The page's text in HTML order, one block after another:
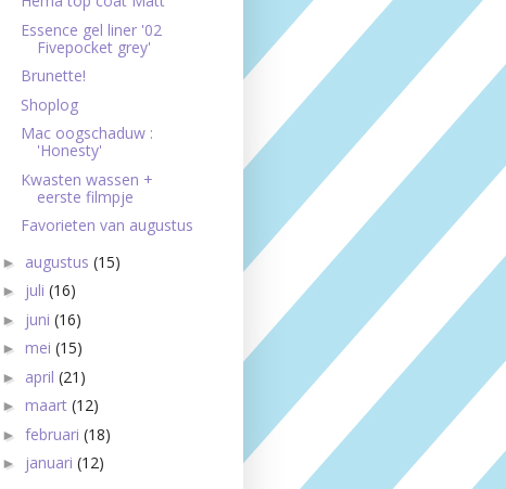
Essence gel liner '02
Fivepocket grey'
Brunette!
Shoplog
Mac oogschaduw :
'Honesty'
Kwasten wassen +
eerste filmpje
Favorieten van augustus
► augustus (15)
► juli (16)
► juni (16)
► mei (15)
► april (21)
► maart (12)
► februari (18)
► januari (12)